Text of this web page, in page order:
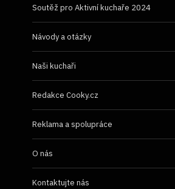
Soutěž pro Aktivní kuchaře 2024
Návody a otázky
Naši kuchaři
Redakce Cooky.cz
Reklama a spolupráce
O nás
Kontaktujte nás